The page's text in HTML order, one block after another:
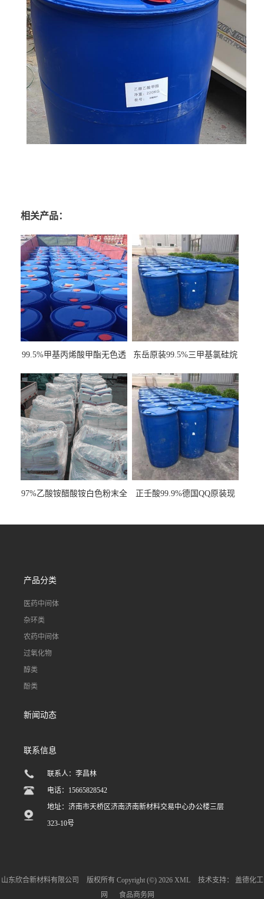
相关产品：
99.5%甲基丙烯酸甲酯无色透
东岳原装99.5%三甲基氯硅烷
97%乙酸铵醋酸铵白色粉末全
正壬酸99.9%德国QQ原装现
产品分类
医药中间体
杂环类
农药中间体
过氧化物
醇类
酚类
新闻动态
联系信息
联系人：李昌林
电话：15665828542
地址：济南市天桥区济南济南新材料交易中心办公楼三层
323-10号
山东欣合新材料有限公司 版权所有 Copyright (©) 2026 XML 技术支持：
盖德化工
网
食品商务网